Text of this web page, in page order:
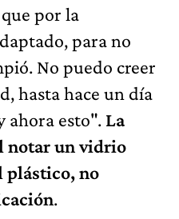
por la
para no
No puedo creer
hasta hace un día
ahora esto". La
notar un vidrio
plástico, no
.